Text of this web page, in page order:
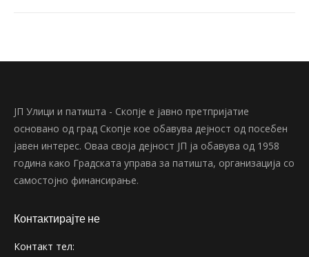
ЈП Улици и патишта - Скопје е јавно претпријатие
основано од град Скопје кое обавува дејност од посебен
јавен интерес. Оваа своја дејност ЈП ја обавува од 1958
година како Градската управа за патишта, организација со
самостојно финансирање.
Контактирајте не
Контакт тел: